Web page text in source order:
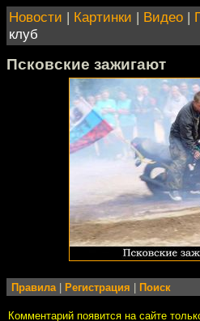
Новости | Картинки | Видео |
клуб
Псковские зажигают
Правила Регистрация Поиск
Комментарий появится на сайте